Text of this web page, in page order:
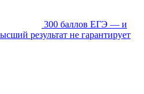
300 баллов ЕГЭ — и
результат не гарантирует